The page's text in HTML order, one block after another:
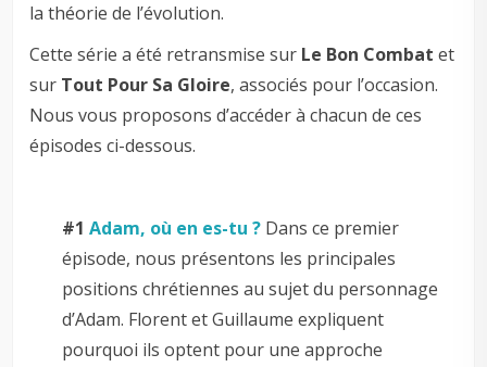
la théorie de l’évolution.
Cette série a été retransmise sur Le Bon Combat et
sur Tout Pour Sa Gloire, associés pour l’occasion.
Nous vous proposons d’accéder à chacun de ces
épisodes ci-dessous.
#1 Adam, où en es-tu ? Dans ce premier
épisode, nous présentons les principales
positions chrétiennes au sujet du personnage
d’Adam. Florent et Guillaume expliquent
pourquoi ils optent pour une approche